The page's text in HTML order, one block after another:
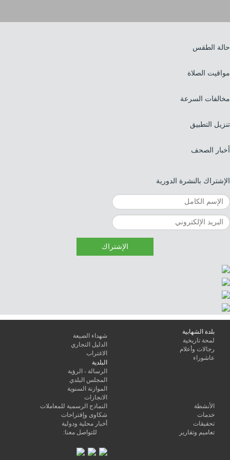
حالة الطقس
مواقيت الصلاة
مخالفات السرعة
تنزيل التطبيق
أخبار الصحف
الإشتراك بالنشرة الدورية
بلدة الشهابية
لمحة تاريخية
رجالات وأعلام
عاشوراء
شهداء الضيعة
الدليل التجاري
الاغتراب
البلدية
الرسالة - الرؤية
المجلس البلدي
الموازنة السنوية
الانجازات
الأنشطة
خدمات
تحقيقات
تعاميم وتقارير
النماذج الرسمية للمعاملات
شكاوى وإقتراحات
أخبار محلية ودولية
للتواصل معنا: